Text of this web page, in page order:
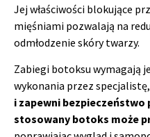
Jej właściwości blokujące
mięśniami pozwalają na
odmłodzenie skóry twarzy.
Zabiegi botoksu wymagają
wykonania przez specjalistę,
i zapewni bezpieczeństwo
stosowany botoks może